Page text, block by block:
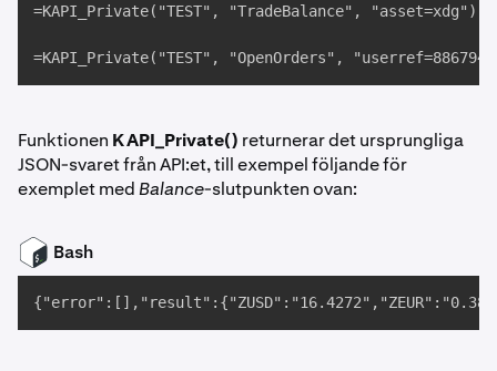
=KAPI_Private("TEST", "TradeBalance", "asset=xdg")
=KAPI_Private("TEST", "OpenOrders",
Funktionen KAPI_Private() returnerar det ursprungliga
JSON-svaret från API:et, till exempel följande för
exemplet medBalance-slutpunkten ovan:
Bash